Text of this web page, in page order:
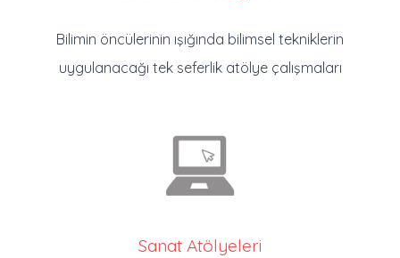
Bilimin öncülerinin ışığında bilimsel tekniklerin
uygulanacağı tek seferlik atölye çalışmaları
Sanat Atölyeleri